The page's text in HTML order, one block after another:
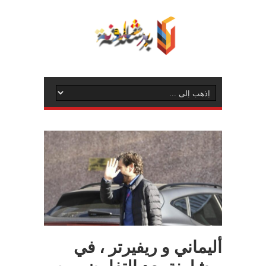
أليماني و ريفيرتر ، في